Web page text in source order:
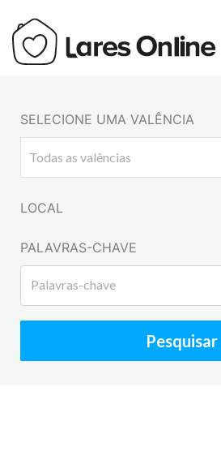
SELECIONE UMA VALÊNCIA
LOCAL
PALAVRAS-CHAVE
Pesquisar